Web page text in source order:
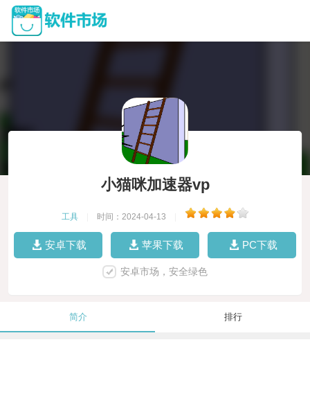
小猫咪加速器vp
工具 时间：2024-04-13
安卓下载 苹果下载 PC下载
安卓市场，安全绿色
简介 排行